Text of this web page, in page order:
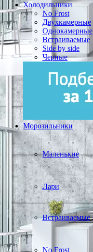
Холодильники
No Frost
Двухкамерные
Однокамерные
Встраиваемые
Side by side
Черные
Морозильники
Маленькие
Лари
Встраиваемые
No Frost